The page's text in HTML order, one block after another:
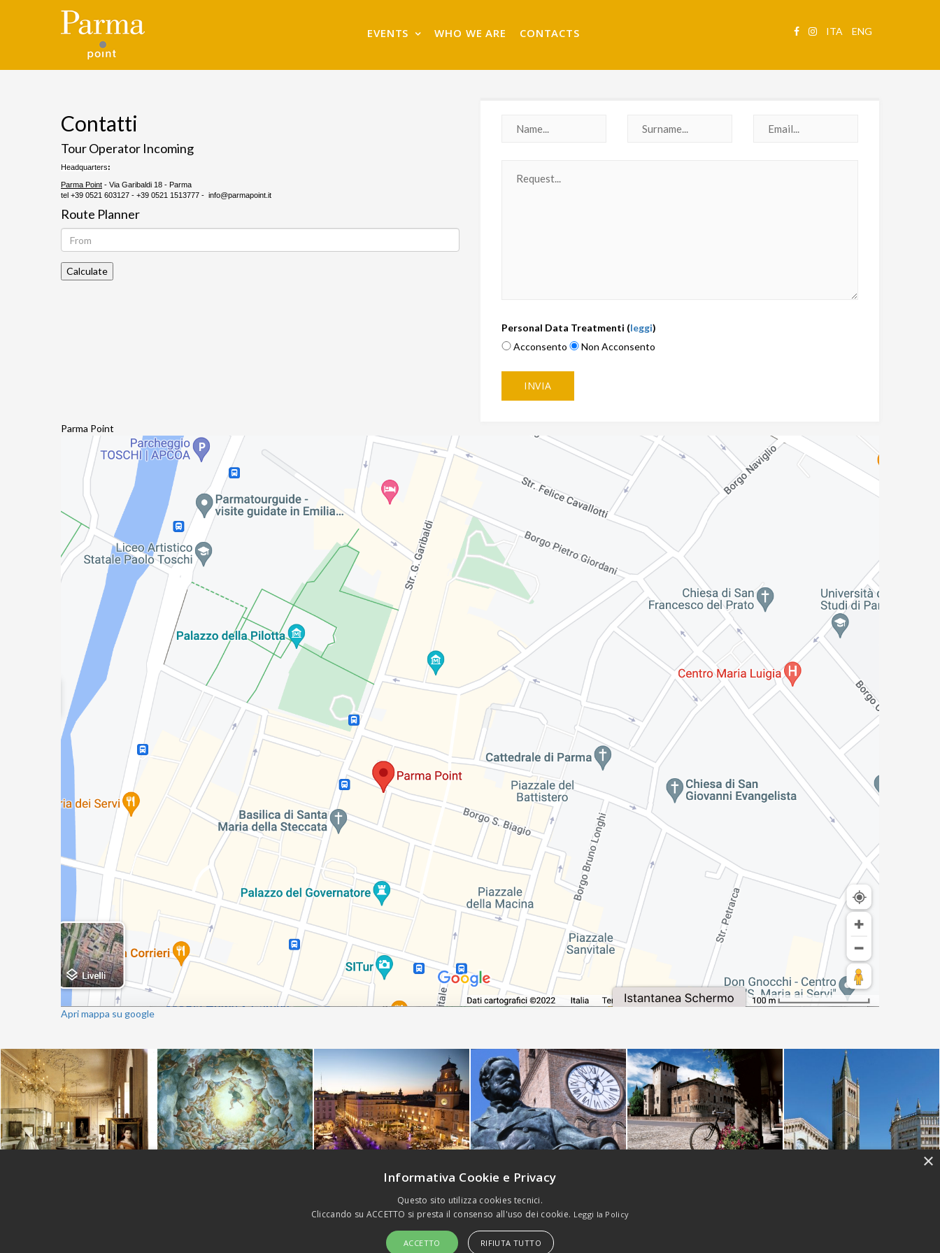
ITA ENG
EVENTS WHO WE ARE CONTACTS
Contatti
Tour Operator Incoming
Headquarters:
Parma Point - Via Garibaldi 18 - Parma
tel +39 0521 603127 - +39 0521 1513777 - info@parmapoint.it
Route Planner
Calculate
Personal Data Treatmenti (leggi)
Acconsento
Non Acconsento
Parma Point
Apri mappa su google
Copyright (c) Emilia Welcome Srls - P.Iva 02936500342. All rights reserved -
×
Informativa Cookie e Privacy
Questo sito utilizza cookies tecnici.
Cliccando su ACCETTO si presta il consenso all'uso dei cookie. Leggi la Policy
ACCETTO RIFIUTA TUTTO